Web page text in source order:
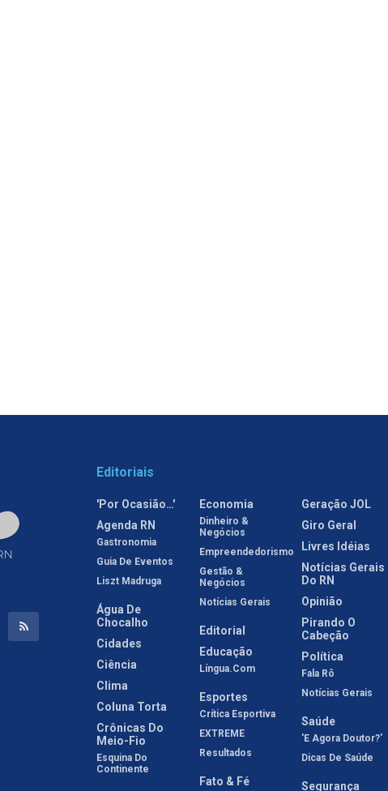
Editoriais
'Por Ocasião…'
Agenda RN
Gastronomia
Guia De Eventos
Liszt Madruga
Água De
Chocalho
Cidades
Ciência
Clima
Coluna Torta
Crônicas Do
Meio-Fio
Esquina Do
Continente
Economia
Dinheiro &
Negócios
Empreendedorismo
Gestão &
Negócios
Notícias Gerais
Editorial
Educação
Língua.com
Esportes
Crítica Esportiva
EXTREME
Resultados
Fato & Fé
Geração JOL
Giro Geral
Livres Idéias
Notícias Gerais
Do RN
Opinião
Pirando O
Cabeção
Política
Fala Rô
Notícias Gerais
Saúde
'E Agora Doutor?'
Dicas De Saúde
Segurança